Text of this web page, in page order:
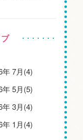
年 7月(4)
年 5月(5)
年 3月(4)
年 1月(4)